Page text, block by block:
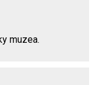
muzea.